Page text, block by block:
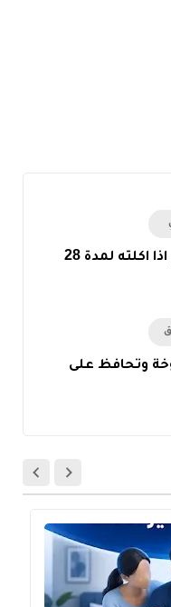
ستندهش من فوائد الكيوي اذا اكلته لمدة 28
وتحافظ على